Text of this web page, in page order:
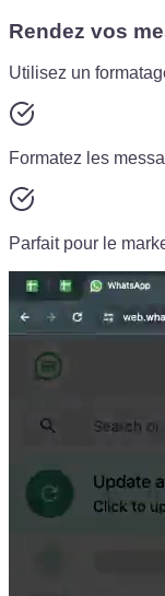
Rendez vos
Utilisez un
Formatez les
Parfait pour le